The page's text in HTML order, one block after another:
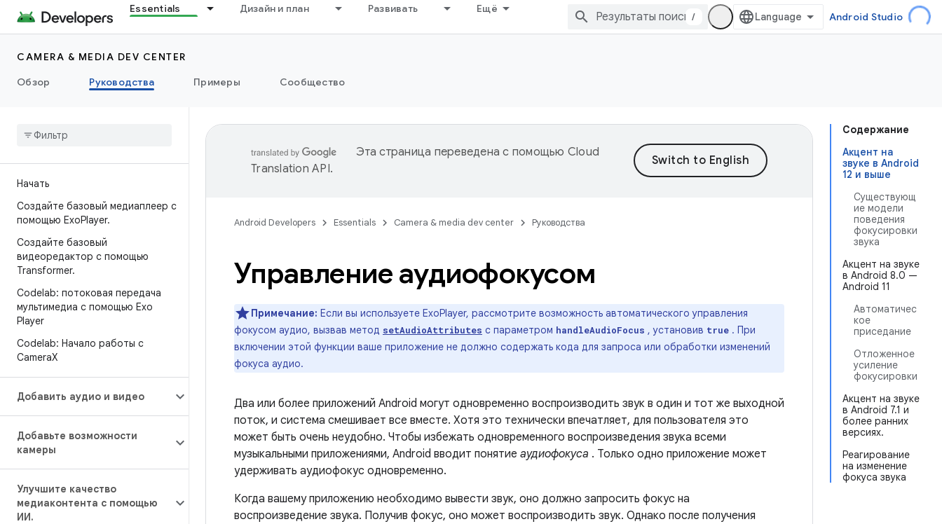
Essentials Дизайн и план Развивать Ещё
/ Android Studio
CAMERA & MEDIA DEV CENTER
Обзор
Руководства Примеры Сообщество
Начать
Создайте базовый медиаплеер с
помощью ExoPlayer.
Создайте базовый
видеоредактор с помощью
Transformer.
Codelab: потоковая передача
мультимедиа с помощью Exo
Player
Codelab: Начало работы с
CameraX
Добавить аудио и видео
Добавьте возможности
камеры
Улучшите качество
медиаконтента с помощью
ИИ.
Содержание
Акцент на
звуке в Android
12 и выше
Существующ
ие модели
поведения
фокусировки
звука
Акцент на звуке
в Android 8.0 —
Android 11
Автоматичес
кое
приседание
Отложенное
усиление
фокусировки
Акцент на звуке
в Android 7.1 и
более ранних
версиях.
Реагирование
на изменение
фокуса звука
Эта страница переведена с помощью Cloud
Translation API.
Android Developers Essentials Camera & media dev center Руководства
Управление аудиофокусом
Примечание: Если вы используете ExoPlayer, рассмотрите возможность автоматического управления
фокусом аудио, вызвав метод setAudioAttributes с параметром handleAudioFocus , установив true . При
включении этой функции ваше приложение не должно содержать кода для запроса или обработки изменений
фокуса аудио.
Два или более приложений Android могут одновременно воспроизводить звук в один и тот же выходной
поток, и система смешивает все вместе. Хотя это технически впечатляет, для пользователя это
может быть очень неудобно. Чтобы избежать одновременного воспроизведения звука всеми
музыкальными приложениями, Android вводит понятие аудиофокуса . Только одно приложение может
удерживать аудиофокус одновременно.
Когда вашему приложению необходимо вывести звук, оно должно запросить фокус на
воспроизведение звука. Получив фокус, оно может воспроизводить звук. Однако после получения